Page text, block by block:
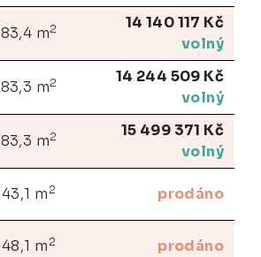
83,4 m2
14 140 117 Kč
volný
83,3 m2
14 244 509 Kč
volný
83,3 m2
15 499 371 Kč
volný
43,1 m 2 prodáno
48,1 m 2 prodáno